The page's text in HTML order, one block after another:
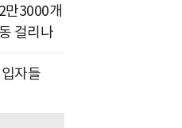
만3000개
걸리나
자들